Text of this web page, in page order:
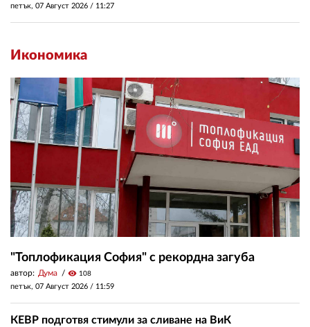
петък, 07 Август 2026 / 11:27
Икономика
"Топлофикация София" с рекордна загуба
автор: Дума visibility 108
петък, 07 Август 2026 / 11:59
КЕВР подготвя стимули за сливане на ВиК